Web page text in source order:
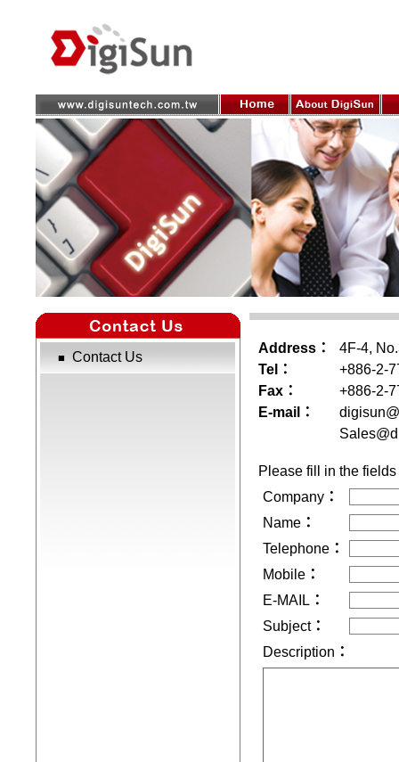
■ Contact Us
Address：
4F-4,
Tel：
+886-2-
Fax：
+886-2-
E-mail：
Please fill in the
Company：
Name：
Telephone：
Mobile：
E-MAIL ：
Subject：
Description ：